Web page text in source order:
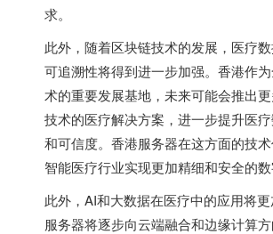
求。
此外，随着区块链技术的发展，医疗
可追溯性将得到进一步加强。香港作
术的重要发展基地，未来可能会推出
技术的医疗解决方案，进一步提升医
和可信度。香港服务器在这方面的技
智能医疗行业实现更加精细和安全的数
此外，AI和大数据在医疗中的应用将
服务器将逐步向云端融合和边缘计算